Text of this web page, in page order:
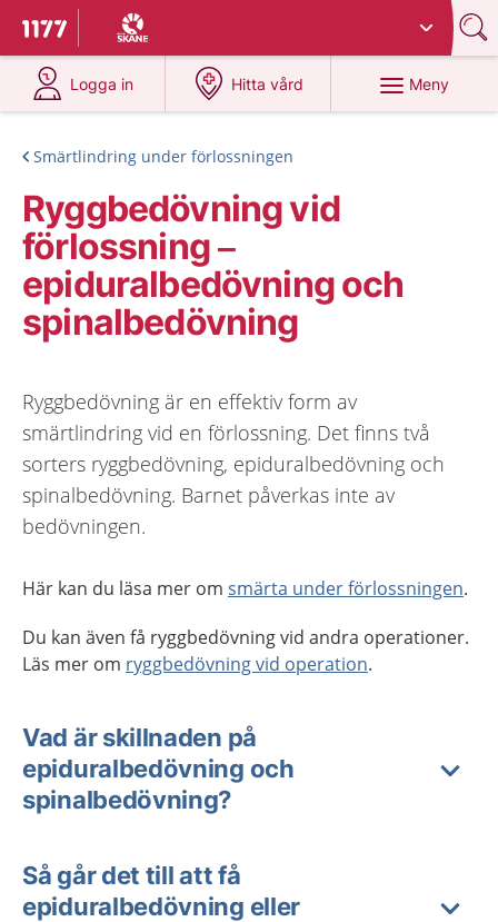
Till startsidan för 1177
Du har valt region
Logga in
på 1177.se
Hitta vård
på 1177.se
Meny
Smärtlindring under förlossningen
Ryggbedövning vid
förlossning –
epiduralbedövning och
spinalbedövning
Ryggbedövning är en effektiv form av
smärtlindring vid en förlossning. Det finns två
sorters ryggbedövning, epiduralbedövning och
spinalbedövning. Barnet påverkas inte av
bedövningen.
Här kan du läsa mer om smärta under förlossningen.
Du kan även få ryggbedövning vid andra operationer.
Läs mer om ryggbedövning vid operation.
Vad är skillnaden på
epiduralbedövning och
spinalbedövning?
Så går det till att få
epiduralbedövning eller